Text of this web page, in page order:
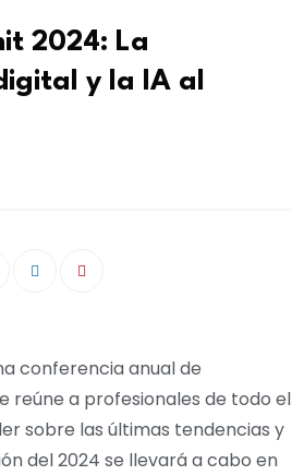
2024: La
y la IA al
conferencia anual de
reúne a profesionales de todo el
sobre las últimas tendencias y
del 2024 se llevará a cabo en